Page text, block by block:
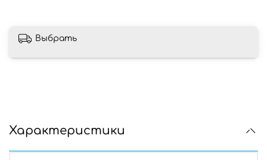
Выбрать
Характеристики